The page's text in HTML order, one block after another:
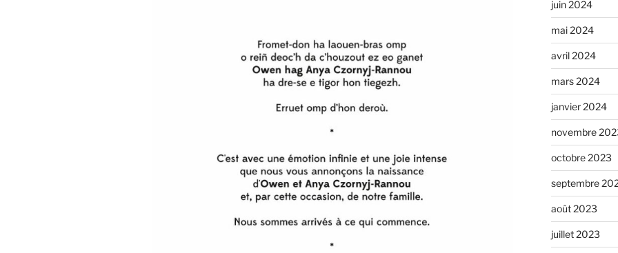
juin 2024
mai 2024
avril 2024
mars 2024
janvier 2024
novembre
octobre 2023
septembre
août 2023
juillet 2023